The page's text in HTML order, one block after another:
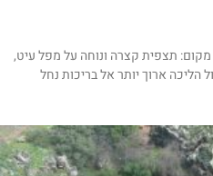
מקום: תצפית קצרה ונוחה על מפל עיט,
ארוך יותר אל בריכות נחל